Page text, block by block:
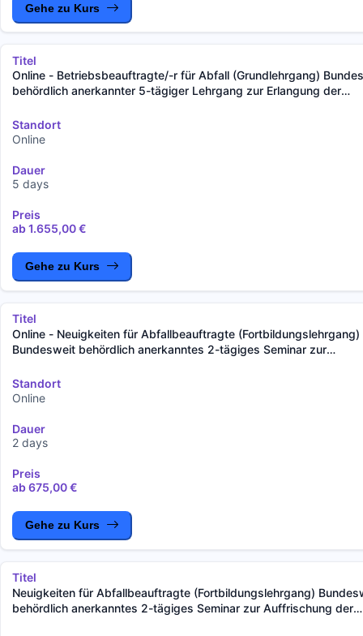
Gehe zu Kurs
Titel
Online - Betriebsbeauftragte/-r für Abfall (Grundlehrgang)
behördlich anerkannter 5-tägiger Lehrgang zur Erlangung der
Standort
Online
Dauer
5 days
Preis
ab 1.655,00 €
Gehe zu Kurs
Titel
Online - Neuigkeiten für Abfallbeauftragte (Fortbildungslehrgang)
Bundesweit behördlich anerkanntes 2-tägiges Seminar zur
AbfBeauftrV
Standort
Online
Dauer
2 days
Preis
ab 675,00 €
Gehe zu Kurs
Titel
Neuigkeiten für Abfallbeauftragte (Fortbildungslehrgang)
behördlich anerkanntes 2-tägiges Seminar zur Auffrischung der